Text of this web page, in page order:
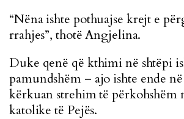
“Nëna ishte pothuajse krejt e
rrahjes”, thotë Angjelina.
Duke qenë që kthimi në shtëpi
pamundshëm – ajo ishte ende
kërkuan strehim të përkohshëm
katolike të Pejës.